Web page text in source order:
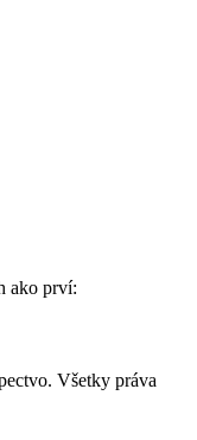
ako prví:
Všetky práva